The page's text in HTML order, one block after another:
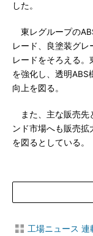
した。
東レグループの
レード、良塗装グ
レードをそろえる
を強化し、透明ABS
向上を図る。
また、主な販売先
ンド市場へも販売
を図るとしている。
工場ニュース 連